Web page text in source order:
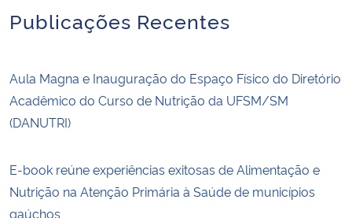
Publicações Recentes
Aula Magna e Inauguração do Espaço Físico do Diretório
Acadêmico do Curso de Nutrição da UFSM/SM
(DANUTRI)
E-book reúne experiências exitosas de Alimentação e
Nutrição na Atenção Primária à Saúde de municípios
gaúchos